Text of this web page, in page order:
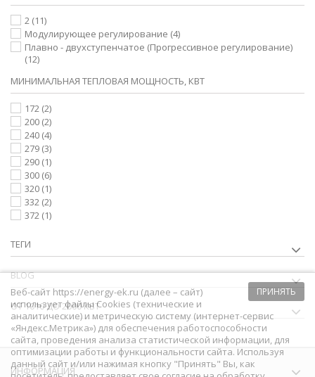
2 (11)
Модулирующее регулирование (4)
Плавно - двухступенчатое (Прогрессивное регулирование)
(12)
МИНИМАЛЬНАЯ ТЕПЛОВАЯ МОЩНОСТЬ, КВТ
172 (2)
200 (2)
240 (4)
279 (3)
290 (1)
300 (6)
320 (1)
332 (2)
372 (1)
ТЕГИ
BLOG
ОТ 1010 ДО 2000 КВТ
ИНФОРМАЦИЯ
ПРИНЯТЬ
Веб-сайт https://energy-ek.ru (далее – сайт)
использует файлы Cookies (технические и
аналитические) и метрическую систему (интернет-сервис
«Яндекс.Метрика») для обеспечения работоспособности
сайта, проведения анализа статистической информации, для
оптимизации работы и функциональности сайта. Используя
данный сайт и/или нажимая кнопку "Принять" Вы, как